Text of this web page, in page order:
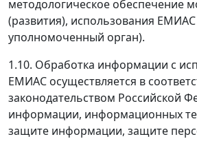
методологическое обеспечение
(развития), использования ЕМИАС
уполномоченный орган).
1.10. Обработка информации с
ЕМИАС осуществляется в
законодательством Российской
информации, информационных
защите информации, защите